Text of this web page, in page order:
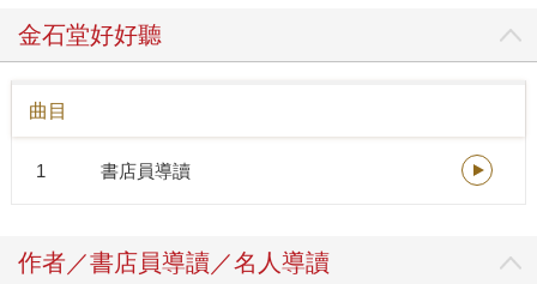
金石堂好好聽
曲目
1 書店員導讀
作者／書店員導讀／名人導讀